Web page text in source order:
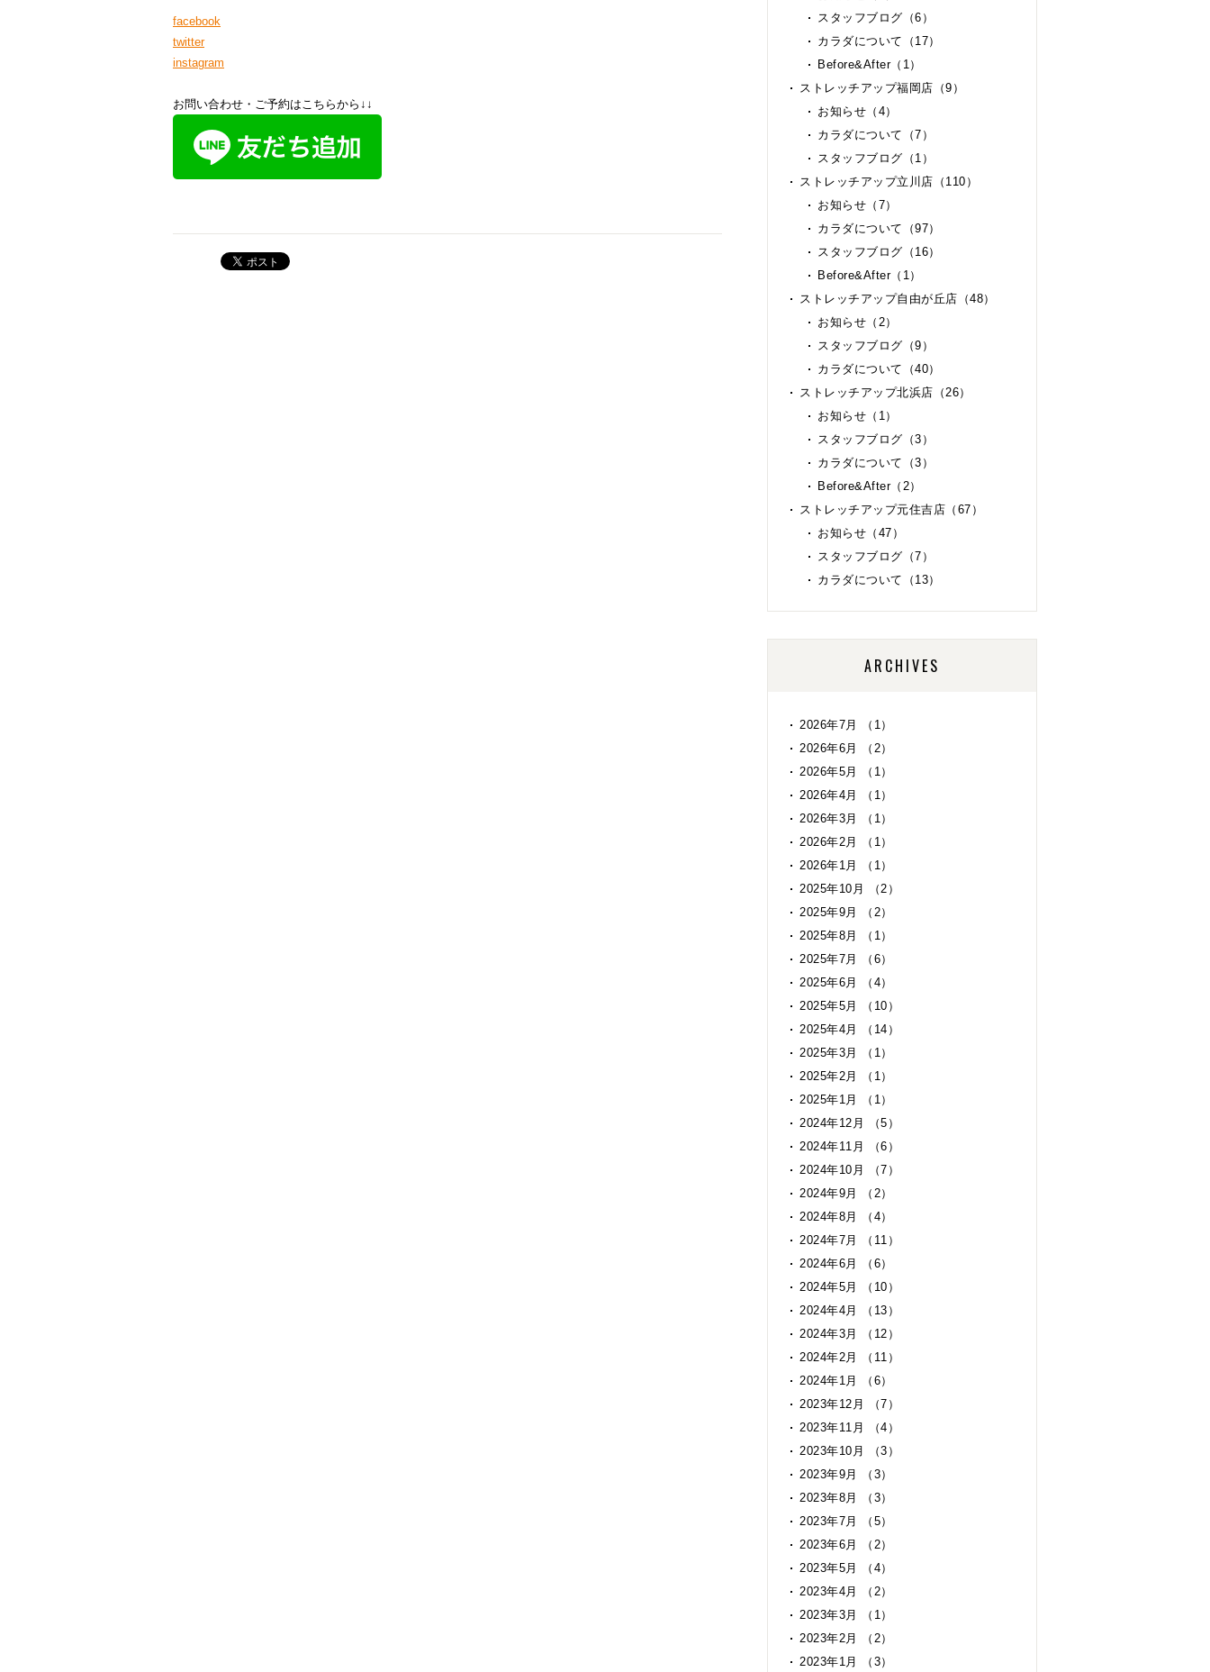
facebook
twitter
instagram
お問い合わせ・ご予約はこちらから↓↓
スタッフブログ（6）
カラダについて（17）
Before&After（1）
ストレッチアップ福岡店（9）
お知らせ（4）
カラダについて（7）
スタッフブログ（1）
ストレッチアップ立川店（110）
お知らせ（7）
カラダについて（97）
スタッフブログ（16）
Before&After（1）
ストレッチアップ自由が丘店（48）
お知らせ（2）
スタッフブログ（9）
カラダについて（40）
ストレッチアップ北浜店（26）
お知らせ（1）
スタッフブログ（3）
カラダについて（3）
Before&After（2）
ストレッチアップ元住吉店（67）
お知らせ（47）
スタッフブログ（7）
カラダについて（13）
ARCHIVES
2026年7月 （1）
2026年6月 （2）
2026年5月 （1）
2026年4月 （1）
2026年3月 （1）
2026年2月 （1）
2026年1月 （1）
2025年10月 （2）
2025年9月 （2）
2025年8月 （1）
2025年7月 （6）
2025年6月 （4）
2025年5月 （10）
2025年4月 （14）
2025年3月 （1）
2025年2月 （1）
2025年1月 （1）
2024年12月 （5）
2024年11月 （6）
2024年10月 （7）
2024年9月 （2）
2024年8月 （4）
2024年7月 （11）
2024年6月 （6）
2024年5月 （10）
2024年4月 （13）
2024年3月 （12）
2024年2月 （11）
2024年1月 （6）
2023年12月 （7）
2023年11月 （4）
2023年10月 （3）
2023年9月 （3）
2023年8月 （3）
2023年7月 （5）
2023年6月 （2）
2023年5月 （4）
2023年4月 （2）
2023年3月 （1）
2023年2月 （2）
2023年1月 （3）